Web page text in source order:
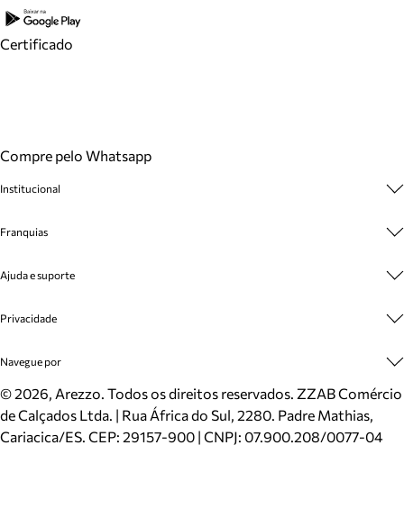
Certificado
Compre pelo Whatsapp
Institucional
Cashback
Venda Corporativa
Mapa do Site
Inverno
Mundo Arezzo
Franquias
Plano de Negócio
Ajuda e suporte
Cadastro
Meus Pedidos
Trocas e Devoluções
Cartão Presente
Localizador de lojas
Privacidade
Politica e Privacidade
Navegue por
Sapatos
Bolsas
Scarpins
©2026, Arezzo. Todos os direitos reservados. ZZAB Comércio
de Calçados Ltda. | Rua África do Sul, 2280. Padre Mathias,
Cariacica/ES. CEP: 29157-900 | CNPJ: 07.900.208/0077-04